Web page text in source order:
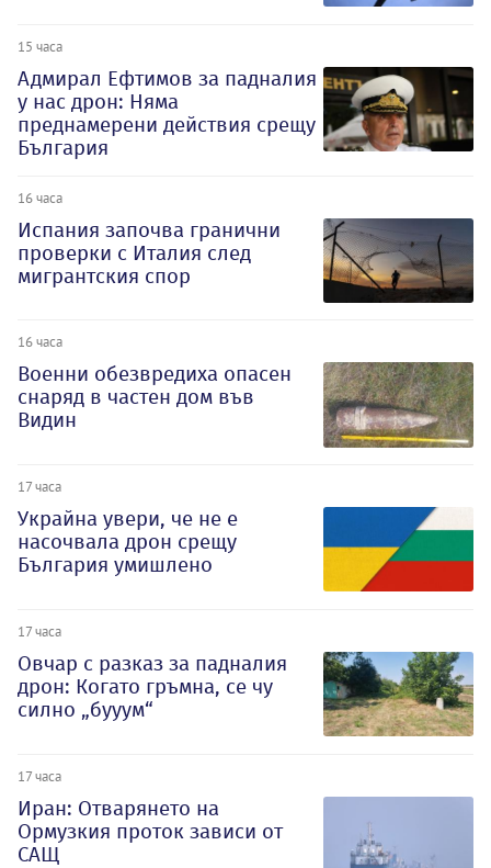
15 часа
Адмирал Ефтимов за падналия
у нас дрон: Няма
преднамерени действия срещу
България
16 часа
Испания започва гранични
проверки с Италия след
мигрантския спор
16 часа
Военни обезвредиха опасен
снаряд в частен дом във
Видин
17 часа
Украйна увери, че не е
насочвала дрон срещу
България умишлено
17 часа
Овчар с разказ за падналия
дрон: Когато гръмна, се чу
силно „бууум“
17 часа
Иран: Отварянето на
Ормузкия проток зависи от
САЩ